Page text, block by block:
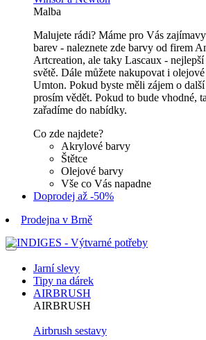
Malba
Malujete rádi? Máme pro Vás
barev - naleznete zde barvy od firem
Artcreation, ale taky Lascaux -
světě. Dále můžete nakupovat i
Umton. Pokud byste měli zájem o
prosím vědět. Pokud to bude vhodné,
zařadíme do nabídky.
Co zde najdete?
Akrylové barvy
Štětce
Olejové barvy
Vše co Vás napadne
Doprodej až -50%
Prodejna v Brně
Jarní slevy
Tipy na dárek
AIRBRUSH
AIRBRUSH
Airbrush sestavy